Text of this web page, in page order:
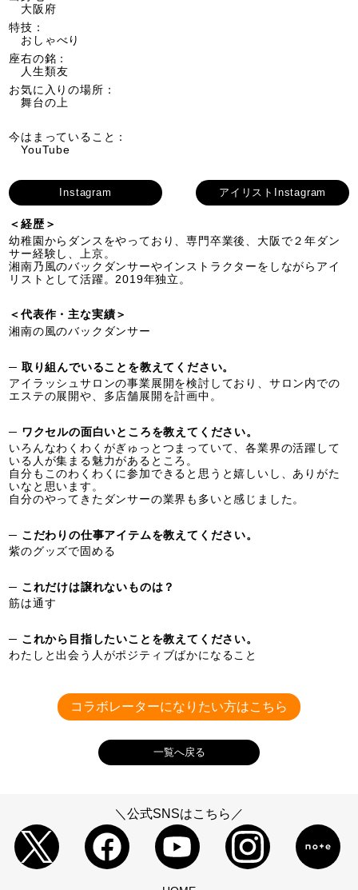
大阪府
特技：
おしゃべり
座右の銘：
人生類友
お気に入りの場所：
舞台の上
今はまっていること：
YouTube
Instagram アイリストInstagram
＜経歴＞
幼稚園からダンスをやっており、専門卒業後、大阪で２年ダン
サー経験し、上京。
湘南乃風のバックダンサーやインストラクターをしながらアイ
リストとして活躍。2019年独立。
＜代表作・主な実績＞
湘南の風のバックダンサー
─ 取り組んでいることを教えてください。
アイラッシュサロンの事業展開を検討しており、サロン内での
エステの展開や、多店舗展開を計画中。
─ ワクセルの面白いところを教えてください。
​いろんなわくわくがぎゅっとつまっていて、各業界の活躍して
いる人が集まる魅力があるところ。
自分もこのわくわくに参加できると思うと嬉しいし、ありがた
いなと思います。
自分のやってきたダンサーの業界も多いと感じました。
─ こだわりの仕事アイテムを教えてください。
紫のグッズで固める
─ これだけは譲れないものは？
筋は通す
─ これから目指したいことを教えてください。
わたしと出会う人がポジティブばかになること
コラボレーターになりたい方はこちら
一覧へ戻る
＼公式SNSはこちら／